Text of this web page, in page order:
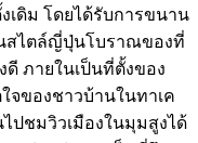
เดิม โดยได้รับการขนาน
นสไตล์ญี่ปุ่นโบราณของที่
ดี ภายในเป็นที่ตั้งของ
จของชาวบ้านในทาเค
ปชมวิวเมืองในมุมสูงได้